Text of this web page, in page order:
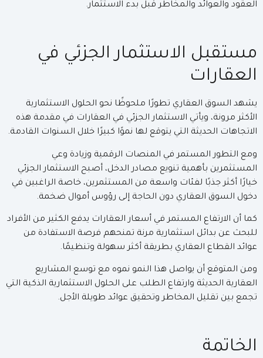
العقود والعوائد والمخاطر قبل بدء الاستثمار.
مستقبل الاستثمار الجزئي في
العقارات
يشهد السوق العقاري تطورًا ملحوظًا نحو الحلول الاستثمارية
الأكثر مرونة، ويأتي الاستثمار الجزئي في العقارات في مقدمة هذه
الاتجاهات الحديثة التي يتوقع لها نموًا كبيرًا خلال السنوات القادمة.
ومع التطور المستمر في المنصات الرقمية وزيادة وعي
المستثمرين بأهمية تنويع مصادر الدخل، أصبح الاستثمار الجزئي
خيارًا أكثر جذبًا لفئات واسعة من المستثمرين، خاصة الراغبين في
دخول السوق العقاري دون الحاجة إلى رؤوس أموال ضخمة.
كما أن الارتفاع المستمر في أسعار العقارات يدفع الكثير من الأفراد
للبحث عن بدائل استثمارية مرنة تمنحهم فرصة الاستفادة من
عوائد القطاع العقاري بطريقة أكثر سهولة وتنظيمًا.
ومن المتوقع أن يواصل هذا النمو نموه مع توسع المشاريع
العقارية الحديثة وارتفاع الطلب على الحلول الاستثمارية الذكية التي
تجمع بين تقليل المخاطر وتحقيق عوائد طويلة الأجل.
الخاتمة